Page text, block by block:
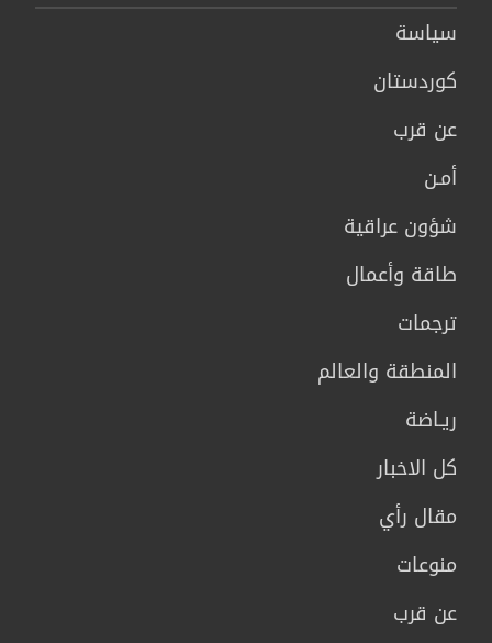
سیاسة
كوردستان
عن قرب
أمـن
شؤون عراقية
طاقة وأعمال
ترجمات
المنطقة والعالم
ريـاضة
كل الاخبار
مقال رأي
منوعات
عن قرب